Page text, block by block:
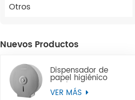
Otros
Nuevos Productos
Dispensador de
papel higiénico
Jumbo de acero
inoxidable para
VER MÁS